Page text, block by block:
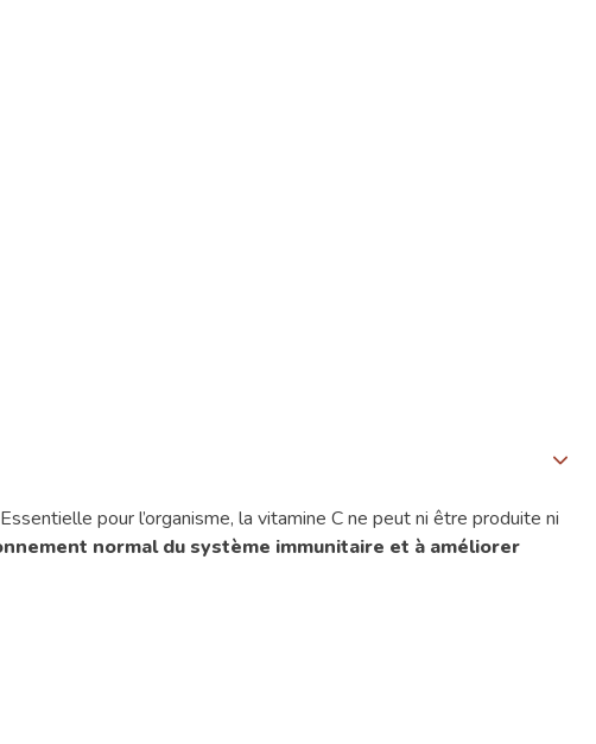
pour l’organisme, la vitamine C ne peut ni être produite ni
normal du système immunitaire et à améliorer